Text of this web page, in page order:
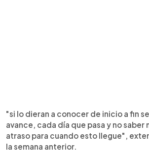
"si lo dieran a conocer de inicio a fin
avance, cada día que pasa y no saber
atraso para cuando esto llegue",
la semana anterior.